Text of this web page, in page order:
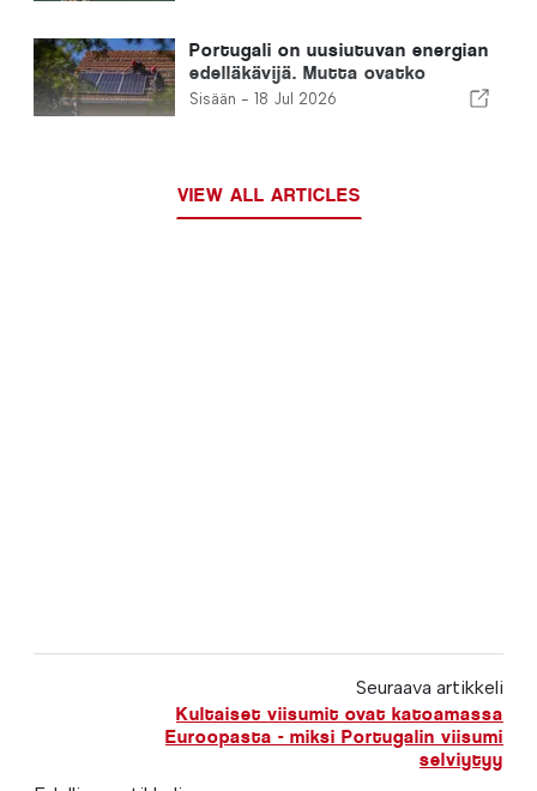
Portugali on uusiutuvan energian
edelläkävijä. Mutta ovatko
kotimme valmiita kuumuuteen?
Sisään - 18 Jul 2026
VIEW ALL ARTICLES
Seuraava artikkeli
Kultaiset viisumit ovat katoamassa
Euroopasta - miksi Portugalin viisumi
selviytyy